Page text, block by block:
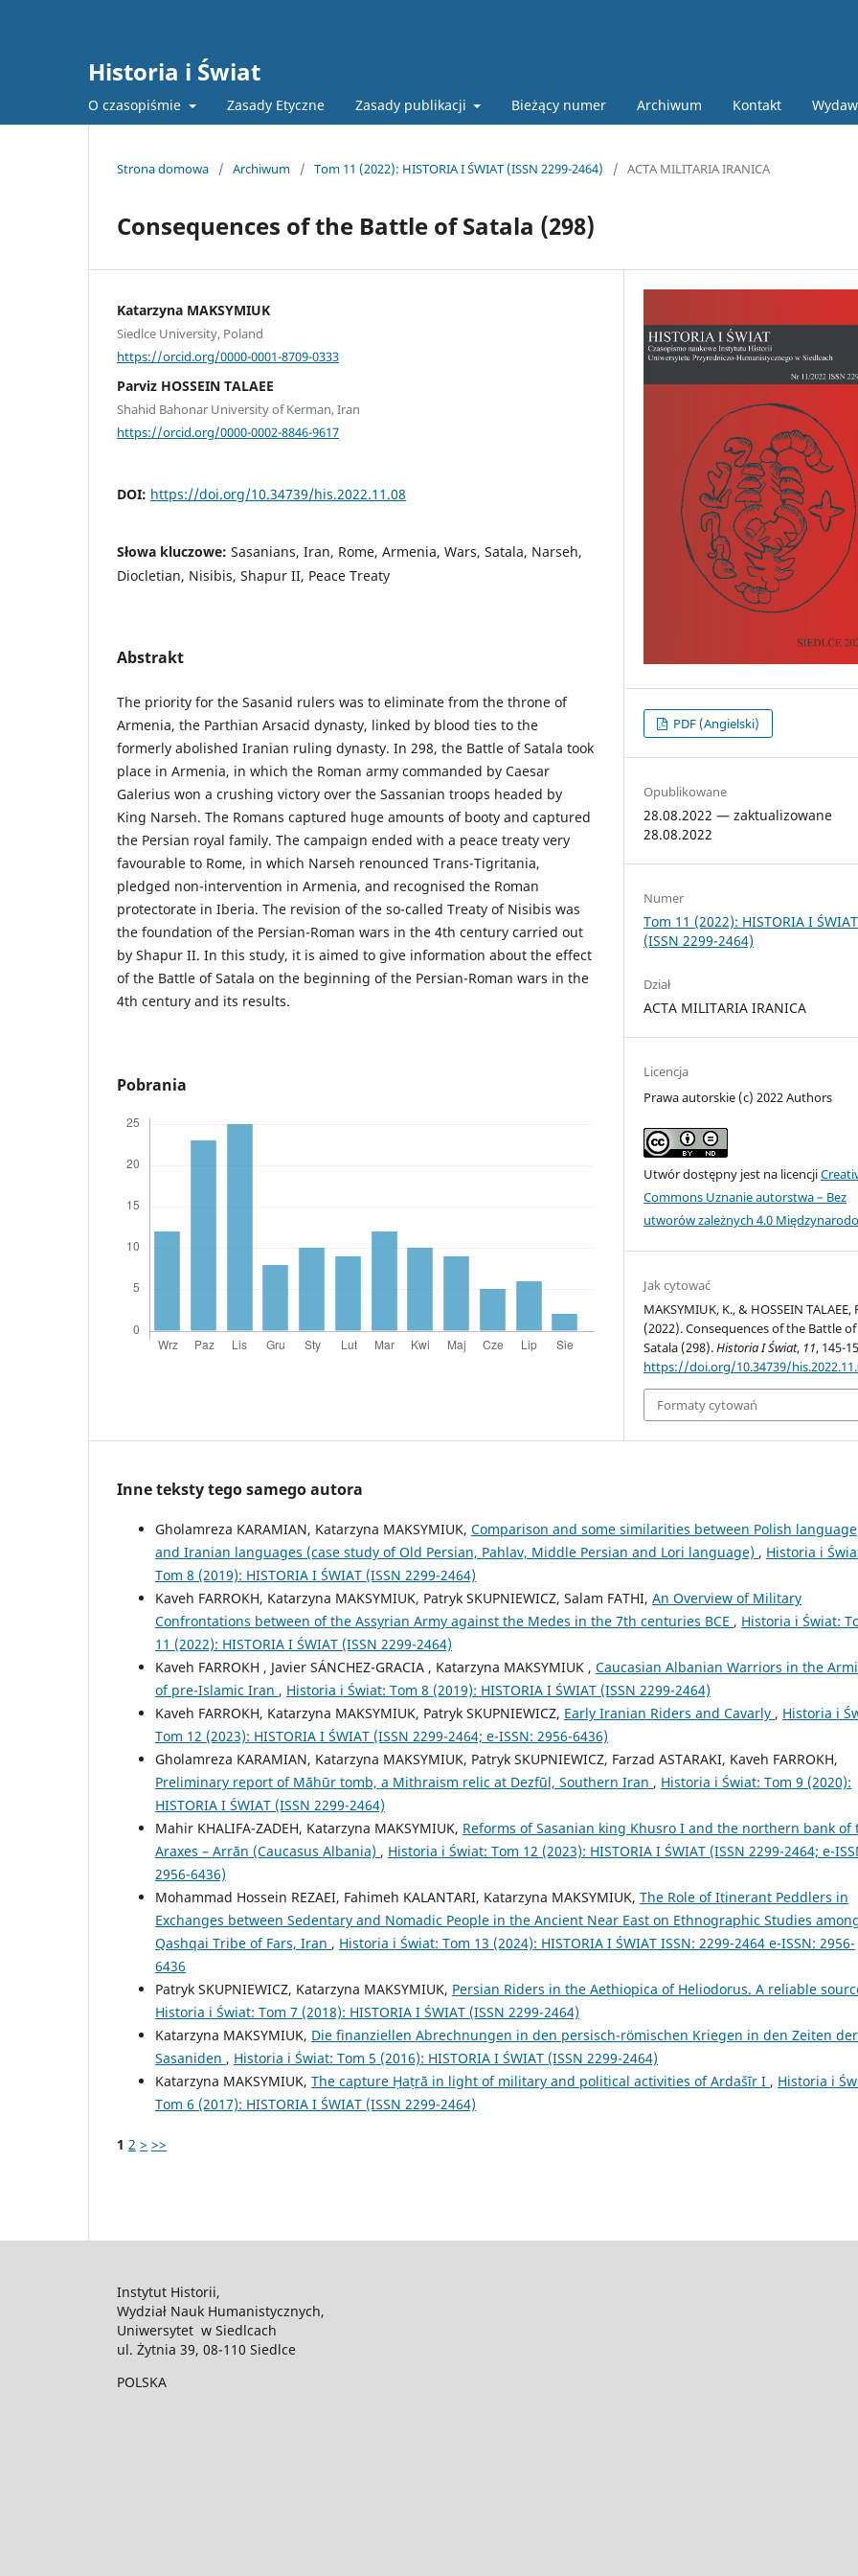
Historia i Świat
O czasopiśmie Zasady Etyczne Zasady publikacji Bieżący numer Archiwum Kontakt
Strona domowa / Archiwum / Tom 11 (2022): HISTORIA I ŚWIAT (ISSN 2299-2464) / ACTA MILITARIA IRANICA
Consequences of the Battle of Satala (298)
Katarzyna MAKSYMIUK
Siedlce University, Poland
https://orcid.org/0000-0001-8709-0333
Parviz HOSSEIN TALAEE
Shahid Bahonar University of Kerman, Iran
https://orcid.org/0000-0002-8846-9617
DOI: https://doi.org/10.34739/his.2022.11.08
Słowa kluczowe: Sasanians, Iran, Rome, Armenia, Wars, Satala, Narseh,
Diocletian, Nisibis, Shapur II, Peace Treaty
Abstrakt
The priority for the Sasanid rulers was to eliminate from the throne of
Armenia, the Parthian Arsacid dynasty, linked by blood ties to the
formerly abolished Iranian ruling dynasty. In 298, the Battle of Satala took
place in Armenia, in which the Roman army commanded by Caesar
Galerius won a crushing victory over the Sassanian troops headed by
King Narseh. The Romans captured huge amounts of booty and captured
the Persian royal family. The campaign ended with a peace treaty very
favourable to Rome, in which Narseh renounced Trans-Tigritania,
pledged non-intervention in Armenia, and recognised the Roman
protectorate in Iberia. The revision of the so-called Treaty of Nisibis was
the foundation of the Persian-Roman wars in the 4th century carried out
by Shapur II. In this study, it is aimed to give information about the effect
of the Battle of Satala on the beginning of the Persian-Roman wars in the
4th century and its results.
Pobrania
PDF (Angielski)
Opublikowane
28.08.2022 — zaktualizowane
28.08.2022
Numer
Tom 11 (2022): HISTORIA I ŚWIAT
(ISSN 2299-2464)
Dział
ACTA MILITARIA IRANICA
Licencja
Prawa autorskie (c) 2022 Authors
Utwór dostępny jest na licencji
Commons Uznanie autorstwa – Bez
utworów zależnych 4.0
Jak cytować
MAKSYMIUK, K., & HOSSEIN TALAEE,
(2022). Consequences of the Battle of
Satala (298).Historia I Świat, 11, 145-
https://doi.org/10.34739/
Formaty cytowań
Inne teksty tego samego autora
Gholamreza KARAMIAN, Katarzyna MAKSYMIUK, Comparison and some similarities between Polish language
and Iranian languages (case study of Old Persian, Pahlav, Middle Persian and Lori language) , Historia i
Tom 8 (2019): HISTORIA I ŚWIAT (ISSN 2299-2464)
Kaveh FARROKH, Katarzyna MAKSYMIUK, Patryk SKUPNIEWICZ, Salam FATHI, An Overview of Military
Confrontations between of the Assyrian Army against the Medes in the 7th centuries BCE , Historia i Świat:
11 (2022): HISTORIA I ŚWIAT (ISSN 2299-2464)
Kaveh FARROKH , Javier SÁNCHEZ-GRACIA , Katarzyna MAKSYMIUK , Caucasian Albanian Warriors in the
of pre-Islamic Iran , Historia i Świat: Tom 8 (2019): HISTORIA I ŚWIAT (ISSN 2299-2464)
Kaveh FARROKH, Katarzyna MAKSYMIUK, Patryk SKUPNIEWICZ, Early Iranian Riders and Cavarly , Historia i
Tom 12 (2023): HISTORIA I ŚWIAT (ISSN 2299-2464; e-ISSN: 2956-6436)
Gholamreza KARAMIAN, Katarzyna MAKSYMIUK, Patryk SKUPNIEWICZ, Farzad ASTARAKI, Kaveh FARROKH,
Preliminary report of Māhūr tomb, a Mithraism relic at Dezfūl, Southern Iran , Historia i Świat: Tom 9 (2020):
HISTORIA I ŚWIAT (ISSN 2299-2464)
Mahir KHALIFA-ZADEH, Katarzyna MAKSYMIUK, Reforms of Sasanian king Khusro I and the northern bank of
Araxes – Arrān (Caucasus Albania) , Historia i Świat: Tom 12 (2023): HISTORIA I ŚWIAT (ISSN 2299-2464; e-
2956-6436)
Mohammad Hossein REZAEI, Fahimeh KALANTARI, Katarzyna MAKSYMIUK, The Role of Itinerant Peddlers in
Exchanges between Sedentary and Nomadic People in the Ancient Near East on Ethnographic Studies
Qashqai Tribe of Fars, Iran , Historia i Świat: Tom 13 (2024): HISTORIA I ŚWIAT ISSN: 2299-2464 e-ISSN: 2956-
6436
Patryk SKUPNIEWICZ, Katarzyna MAKSYMIUK, Persian Riders in the Aethiopica of Heliodorus. A reliable
Historia i Świat: Tom 7 (2018): HISTORIA I ŚWIAT (ISSN 2299-2464)
Katarzyna MAKSYMIUK, Die finanziellen Abrechnungen in den persisch-römischen Kriegen in den Zeiten der
Sasaniden , Historia i Świat: Tom 5 (2016): HISTORIA I ŚWIAT (ISSN 2299-2464)
Katarzyna MAKSYMIUK, The capture Ḥaṭrā in light of military and political activities of Ardašīr I , Historia i
Tom 6 (2017): HISTORIA I ŚWIAT (ISSN 2299-2464)
1 2 > >>
Instytut Historii,
Wydział Nauk Humanistycznych,
Uniwersytet w Siedlcach
ul. Żytnia 39, 08-110 Siedlce
POLSKA